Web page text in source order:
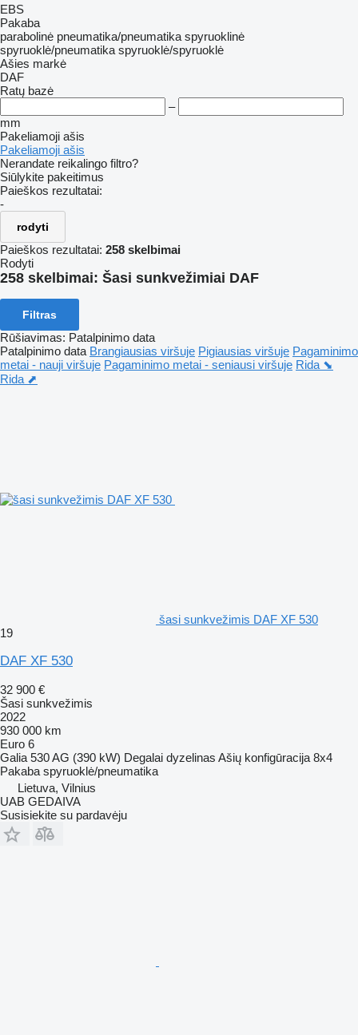
EBS
Pakaba
parabolinė pneumatika/pneumatika spyruoklinė
spyruoklė/pneumatika spyruoklė/spyruoklė
Ašies markė
DAF
Ratų bazė
–
mm
Pakeliamoji ašis
Pakeliamoji ašis
Nerandate reikalingo filtro?
Siūlykite pakeitimus
Paieškos rezultatai:
-
rodyti
Paieškos rezultatai: 258 skelbimai
Rodyti
258 skelbimai: Šasi sunkvežimiai DAF
Filtras
Rūšiavimas: Patalpinimo data
Patalpinimo data Brangiausias viršuje Pigiausias viršuje Pagaminimo
metai - nauji viršuje Pagaminimo metai - seniausi viršuje Rida ⬊
Rida ⬈
šasi sunkvežimis DAF XF 530
19
DAF XF 530
32 900 €
Šasi sunkvežimis
2022
930 000 km
Euro 6
Galia 530 AG (390 kW) Degalai dyzelinas Ašių konfigūracija 8x4
Pakaba spyruoklė/pneumatika
Lietuva, Vilnius
UAB GEDAIVA
Susisiekite su pardavėju